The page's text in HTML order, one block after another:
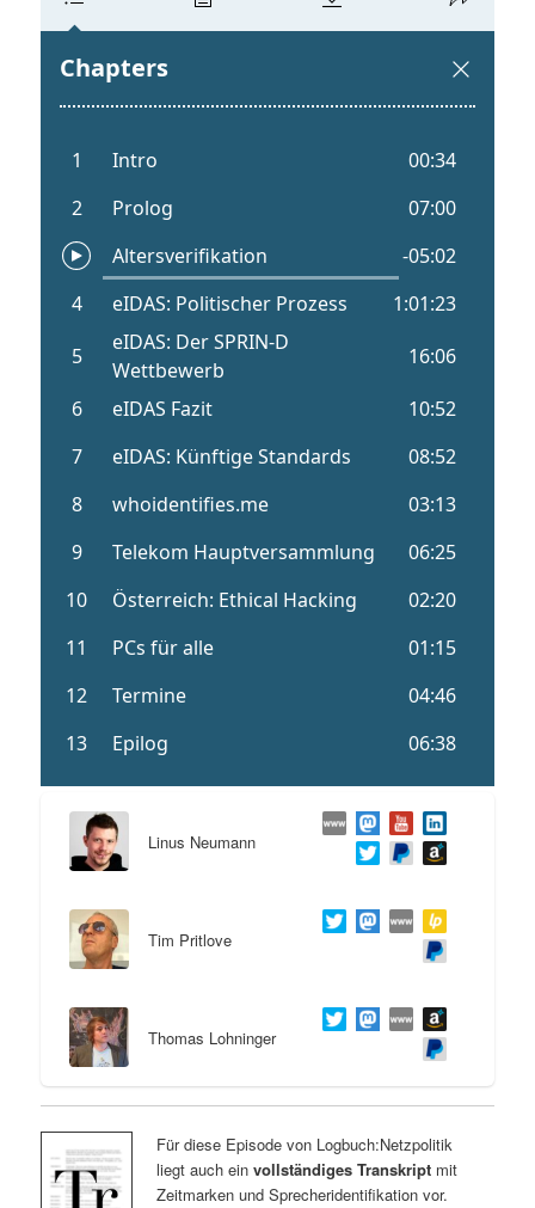
Linus Neumann
Tim Pritlove
Thomas Lohninger
Für diese Episode von Logbuch:Netzpolitik
liegt auch ein vollständiges Transkriptmit
Zeitmarken und Sprecheridentifikation vor.